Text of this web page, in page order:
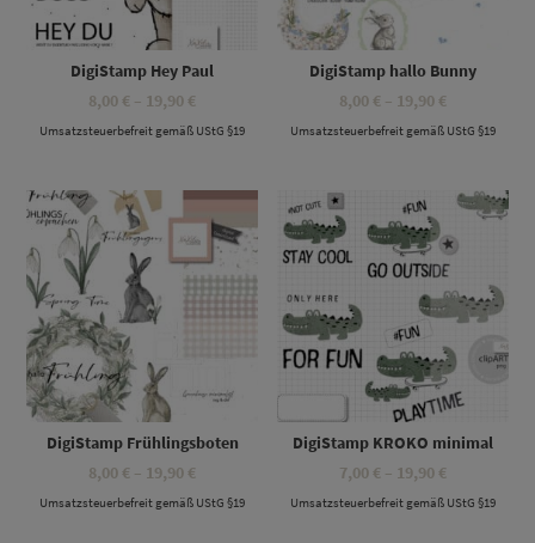
DigiStamp Hey Paul
8,00 € – 19,90 €
bis
Umsatzsteuerbefreit gemäß UStG §19
DigiStamp hallo Bunny
8,00 € – 19,90 €
bis
Umsatzsteuerbefreit gemäß UStG §19
Dieses Produkt weist mehrere Varianten auf. Die Optionen können auf der Produktseite gewählt werden
DigiStamp Frühlingsboten
8,00 € – 19,90 €
bis
Umsatzsteuerbefreit gemäß UStG §19
DigiStamp KROKO minimal
7,00 € – 19,90 €
bis
Umsatzsteuerbefreit gemäß UStG §19